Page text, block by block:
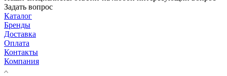
Задать вопрос
Каталог
Бренды
Доставка
Оплата
Контакты
Компания